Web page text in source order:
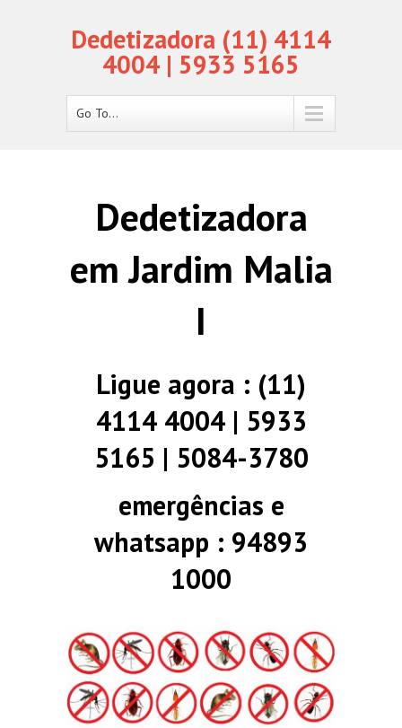
Dedetizadora (11) 4114
4004 | 5933 5165
Go To...
Dedetizadora
em Jardim Malia
I
Ligue agora : (11)
4114 4004 | 5933
5165 | 5084-3780
emergências e
whatsapp : 94893
1000